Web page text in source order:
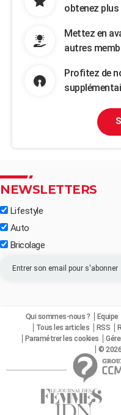
obtenez plus
Mettez en
autres
Profitez de
NEWSLETTERS
Lifestyle
Auto
Bricolage
Qui sommes-nous ? Equipe
Tous les articles
RSS
Paramétrer les cookies
©